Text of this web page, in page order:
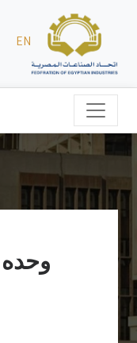
EN
وحده